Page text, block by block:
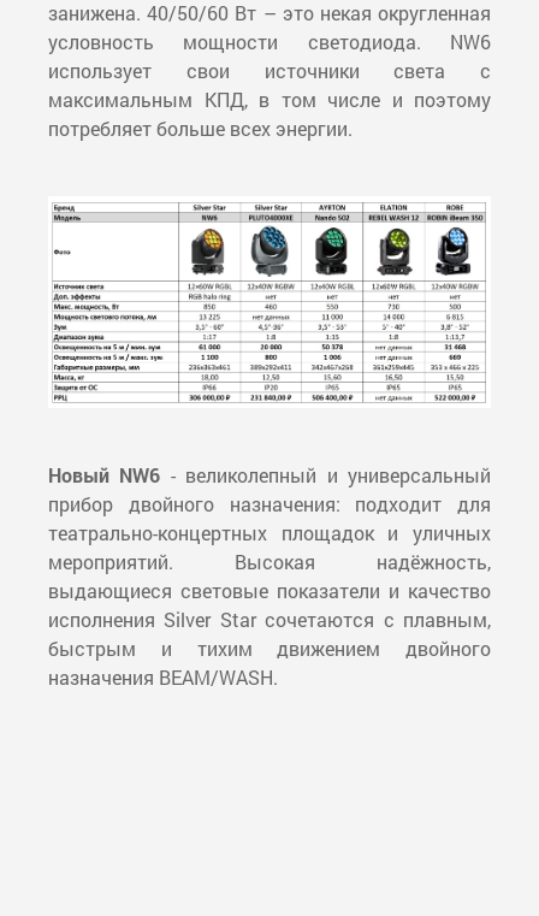
занижена. 40/50/60 Вт – это некая округленная
условность мощности светодиода. NW6
использует свои источники света с
максимальным КПД, в том числе и поэтому
потребляет больше всех энергии.
Новый NW6 - великолепный и универсальный
прибор двойного назначения: подходит для
театрально-концертных площадок и уличных
мероприятий. Высокая надёжность,
выдающиеся световые показатели и качество
исполнения Silver Star сочетаются с плавным,
быстрым и тихим движением двойного
назначения BEAM/WASH.